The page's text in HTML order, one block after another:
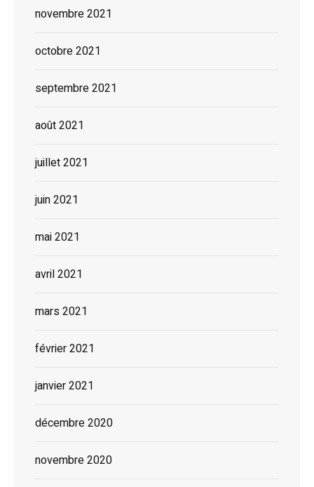
novembre 2021
octobre 2021
septembre 2021
août 2021
juillet 2021
juin 2021
mai 2021
avril 2021
mars 2021
février 2021
janvier 2021
décembre 2020
novembre 2020